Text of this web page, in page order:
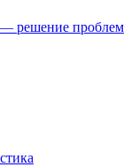
решение проблем